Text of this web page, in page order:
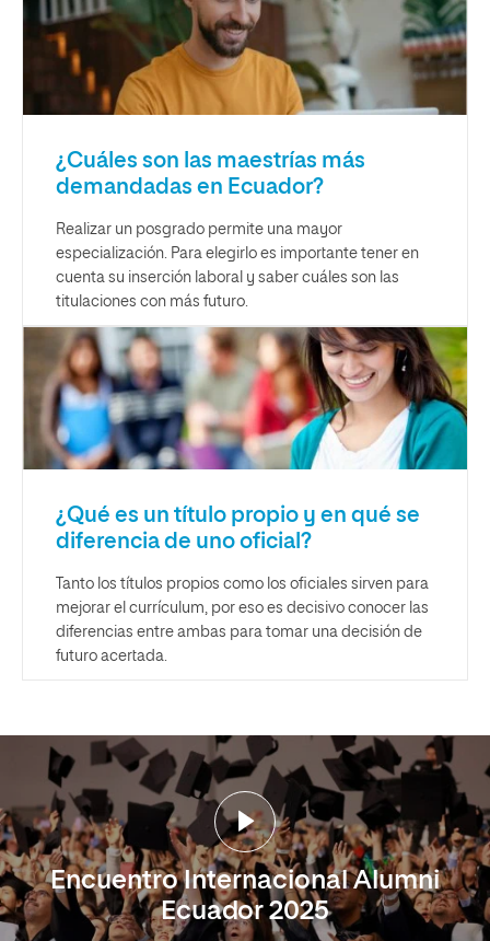
¿Cuáles son las maestrías más
demandadas en Ecuador?
Realizar un posgrado permite una mayor
especialización. Para elegirlo es importante tener en
cuenta su inserción laboral y saber cuáles son las
titulaciones con más futuro.
¿Qué es un título propio y en qué se
diferencia de uno oficial?
Tanto los títulos propios como los oficiales sirven para
mejorar el currículum, por eso es decisivo conocer las
diferencias entre ambas para tomar una decisión de
futuro acertada.
Encuentro Internacional Alumni
Ecuador 2025